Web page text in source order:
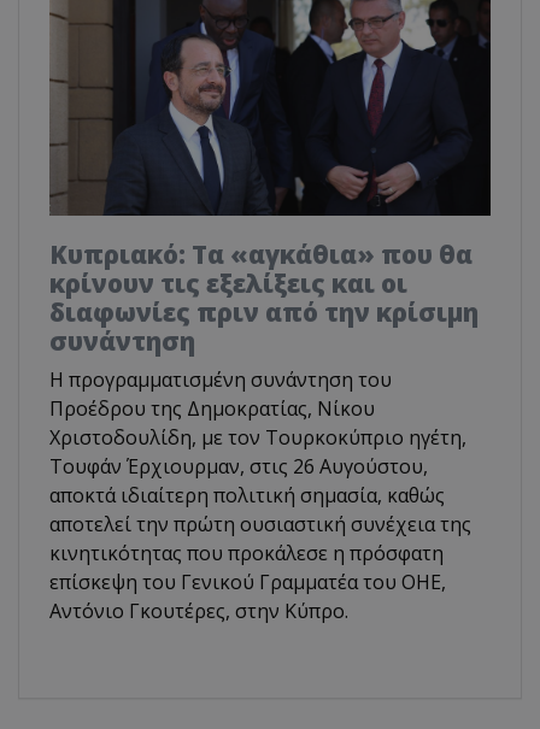
Κυπριακό: Τα «αγκάθια» που θα
κρίνουν τις εξελίξεις και οι
διαφωνίες πριν από την κρίσιμη
συνάντηση
Η προγραμματισμένη συνάντηση του
Προέδρου της Δημοκρατίας, Νίκου
Χριστοδουλίδη, με τον Τουρκοκύπριο ηγέτη,
Τουφάν Έρχιουρμαν, στις 26 Αυγούστου,
αποκτά ιδιαίτερη πολιτική σημασία, καθώς
αποτελεί την πρώτη ουσιαστική συνέχεια της
κινητικότητας που προκάλεσε η πρόσφατη
επίσκεψη του Γενικού Γραμματέα του ΟΗΕ,
Αντόνιο Γκουτέρες, στην Κύπρο.